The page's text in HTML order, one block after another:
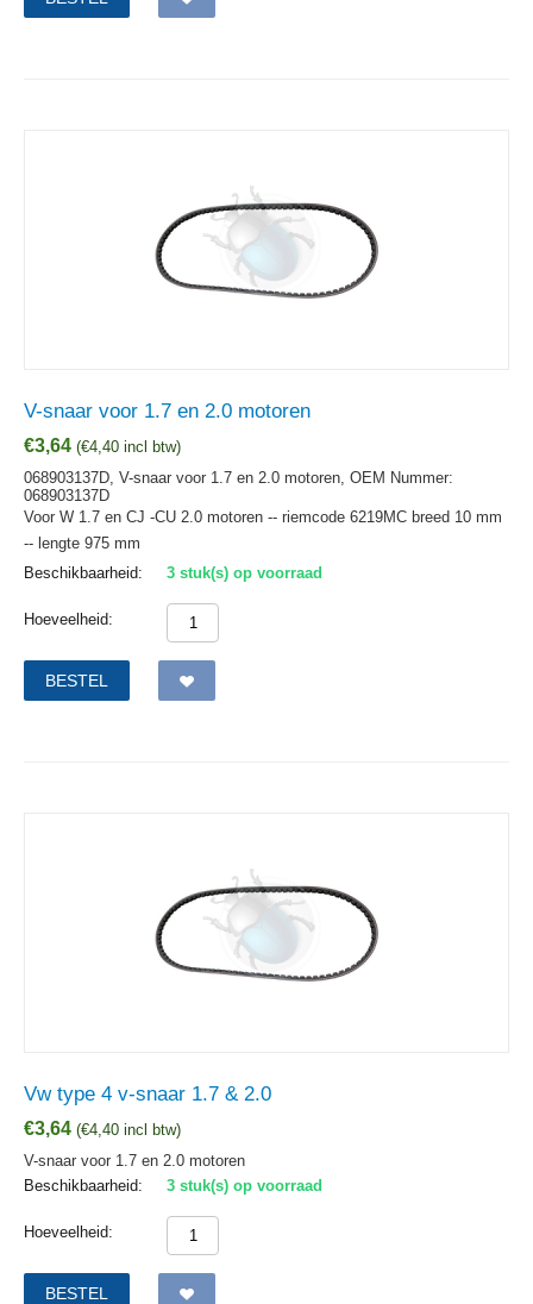
V-snaar voor 1.7 en 2.0 motoren
€3,64 (€4,40 incl btw)
068903137D, V-snaar voor 1.7 en 2.0 motoren, OEM Nummer:
068903137D
Voor W 1.7 en CJ -CU 2.0 motoren -- riemcode 6219MC breed 10 mm
-- lengte 975 mm
Beschikbaarheid:
3 stuk(s) op voorraad
Hoeveelheid:
BESTEL
Vw type 4 v-snaar 1.7 & 2.0
€3,64 (€4,40 incl btw)
V-snaar voor 1.7 en 2.0 motoren
Beschikbaarheid:
3 stuk(s) op voorraad
Hoeveelheid:
BESTEL